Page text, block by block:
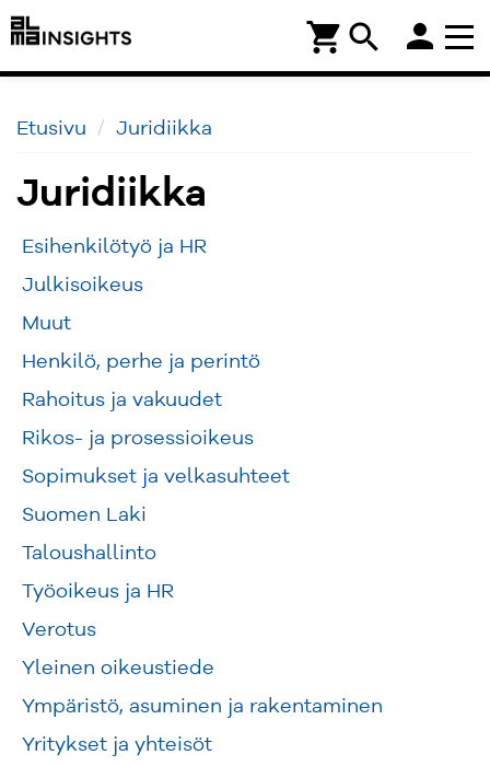
search
shopping_cart person
Etusivu Juridiikka
Juridiikka
Esihenkilötyö ja HR
Julkisoikeus
Muut
Henkilö, perhe ja perintö
Rahoitus ja vakuudet
Rikos- ja prosessioikeus
Sopimukset ja velkasuhteet
Suomen Laki
Taloushallinto
Työoikeus ja HR
Verotus
Yleinen oikeustiede
Ympäristö, asuminen ja rakentaminen
Yritykset ja yhteisöt